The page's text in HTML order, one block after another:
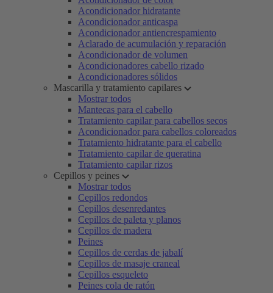
Acondicionador hidratante
Acondicionador anticaspa
Acondicionador antiencrespamiento
Aclarado de acumulación y reparación
Acondicionador de volumen
Acondicionadores cabello rizado
Acondicionadores sólidos
Mascarilla y tratamiento capilares
Mostrar todos
Mantecas para el cabello
Tratamiento capilar para cabellos secos
Acondicionador para cabellos coloreados
Tratamiento hidratante para el cabello
Tratamiento capilar de queratina
Tratamiento capilar rizos
Cepillos y peines
Mostrar todos
Cepillos redondos
Cepillos desenredantes
Cepillos de paleta y planos
Cepillos de madera
Peines
Cepillos de cerdas de jabalí
Cepillos de masaje craneal
Cepillos esqueleto
Peines cola de ratón